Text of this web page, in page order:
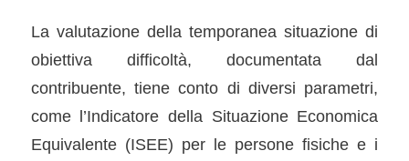
La valutazione della temporanea situazione di
obiettiva difficoltà, documentata dal
contribuente, tiene conto di diversi parametri,
come l’Indicatore della Situazione Economica
Equivalente (ISEE) per le persone fisiche e i